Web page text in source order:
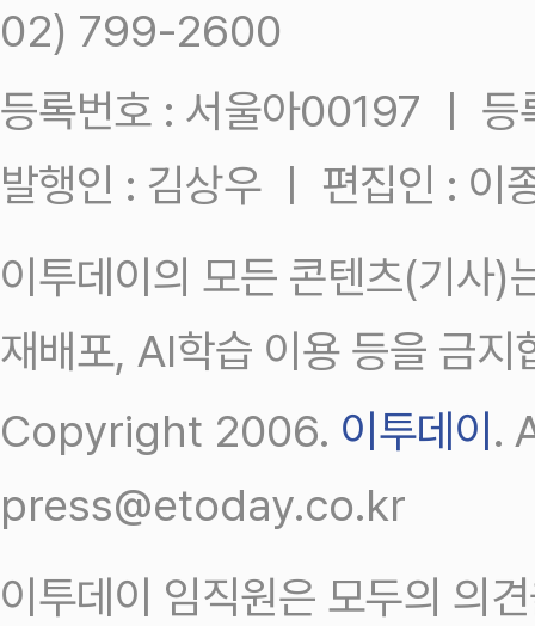
02) 799-2600
등록번호 : 서울아00197 ㅣ
발행인 : 김상우 ㅣ 편집인 : 이
이투데이의 모든 콘텐츠(기사)
재배포, AI학습 이용 등을 금지
Copyright 2006. 이투데이 .
press@etoday.co.kr
이투데이 임직원은 모두의 의